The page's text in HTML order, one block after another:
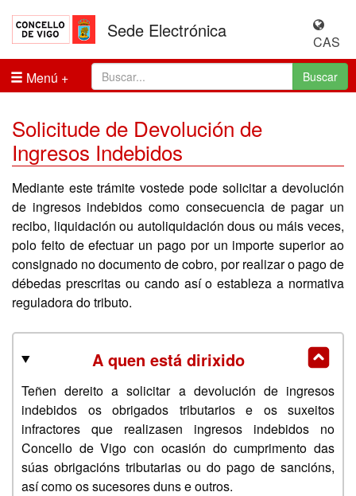
Sede Electrónica
CAS
Menú
Buscar
Solicitude de Devolución de
Ingresos Indebidos
Mediante este trámite vostede pode solicitar a devolución
de ingresos indebidos como consecuencia de pagar un
recibo, liquidación ou autoliquidación dous ou máis veces,
polo feito de efectuar un pago por un importe superior ao
consignado no documento de cobro, por realizar o pago de
débedas prescritas ou cando así o estableza a normativa
reguladora do tributo.
A quen está dirixido
Teñen dereito a solicitar a devolución de ingresos
indebidos os obrigados tributarios e os suxeitos
infractores que realizasen ingresos indebidos no
Concello de Vigo con ocasión do cumprimento das
súas obrigacións tributarias ou do pago de sancións,
así como os sucesores duns e outros.